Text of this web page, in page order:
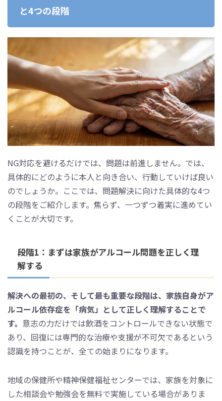
と4つの段階
NG対応を避けるだけでは、問題は前進しません。では、
具体的にどのように本人と向き合い、行動していけば良い
のでしょうか。ここでは、問題解決に向けた具体的な4つ
の段階をご紹介します。焦らず、一つずつ着実に進めてい
くことが大切です。
段階1：まずは家族がアルコール問題を正しく理
解する
解決への最初の、そして最も重要な段階は、家族自身がア
ルコール依存症を「病気」として正しく理解することで
す。 意志の力だけでは飲酒をコントロールできない状態で
あり、回復には専門的な治療や支援が不可欠であるという
認識を持つことが、全ての始まりになります。
地域の保健所や精神保健福祉センターでは、家族を対象に
した相談会や勉強会を無料で実施している場合がありま